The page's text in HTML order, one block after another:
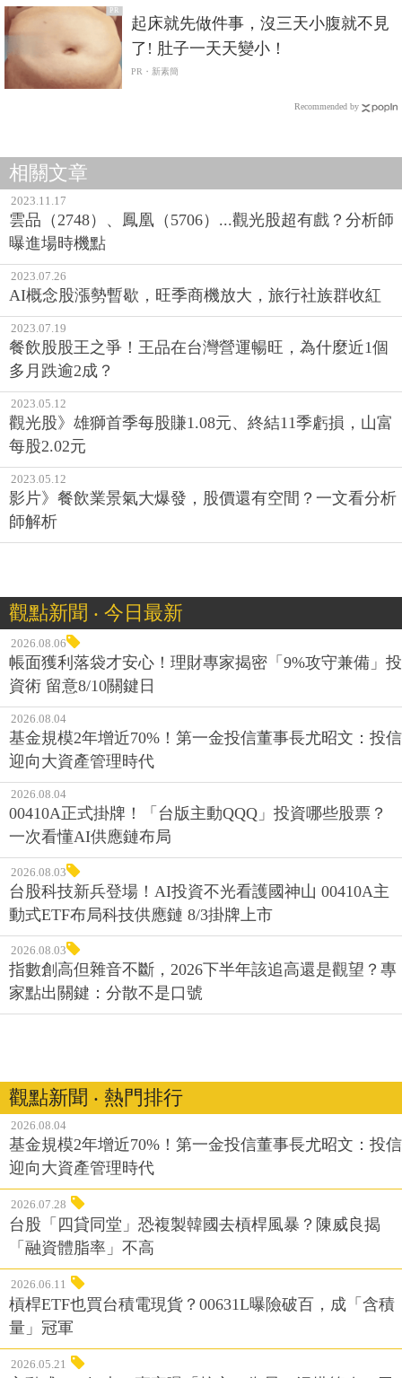
PR
起床就先做件事，沒三天小腹就不見
了! 肚子一天天變小！
PR・新素簡
Recommended by
相關文章
2023.11.17
雲品（2748）、鳳凰（5706）...觀光股超有戲？分析師
曝進場時機點
2023.07.26
AI概念股漲勢暫歇，旺季商機放大，旅行社族群收紅
2023.07.19
餐飲股股王之爭！王品在台灣營運暢旺，為什麼近1個
多月跌逾2成？
2023.05.12
觀光股》雄獅首季每股賺1.08元、終結11季虧損，山富
每股2.02元
2023.05.12
影片》餐飲業景氣大爆發，股價還有空間？一文看分析
師解析
觀點新聞 ‧ 今日最新
2026.08.06
帳面獲利落袋才安心！理財專家揭密「9%攻守兼備」投
資術 留意8/10關鍵日
2026.08.04
基金規模2年增近70%！第一金投信董事長尤昭文：投信
迎向大資產管理時代
2026.08.04
00410A正式掛牌！「台版主動QQQ」投資哪些股票？
一次看懂AI供應鏈布局
2026.08.03
台股科技新兵登場！AI投資不光看護國神山 00410A主
動式ETF布局科技供應鏈 8/3掛牌上市
2026.08.03
指數創高但雜音不斷，2026下半年該追高還是觀望？專
家點出關鍵：分散不是口號
觀點新聞 ‧ 熱門排行
2026.08.04
基金規模2年增近70%！第一金投信董事長尤昭文：投信
迎向大資產管理時代
2026.07.28
台股「四貸同堂」恐複製韓國去槓桿風暴？陳威良揭
「融資體脂率」不高
2026.06.11
槓桿ETF也買台積電現貨？00631L曝險破百，成「含積
量」冠軍
2026.05.21